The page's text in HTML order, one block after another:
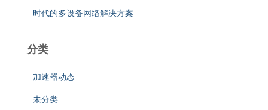
时代的多设备网络解决方案
分类
加速器动态
未分类